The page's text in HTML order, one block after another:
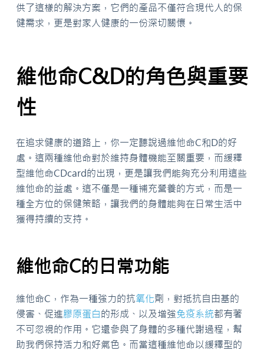
供了這樣的解決方案，它們的產品不僅符合現代人的保
健需求，更是對家人健康的一份深切關懷。
維他命C&D的角色與重要
性
在追求健康的道路上，你一定聽說過維他命C和D的好
處。這兩種維他命對於維持身體機能至關重要，而緩釋
型維他命CDcard的出現，更是讓我們能夠充分利用這些
維他命的益處。這不僅是一種補充營養的方式，而是一
種全方位的保健策略，讓我們的身體能夠在日常生活中
獲得持續的支持。
維他命C的日常功能
維他命C，作為一種強力的抗氧化劑，對抵抗自由基的
侵害、促進膠原蛋白的形成、以及增強免疫系統都有著
不可忽視的作用。它還參與了身體的多種代謝過程，幫
助我們保持活力和好氣色。而當這種維他命以緩釋型的